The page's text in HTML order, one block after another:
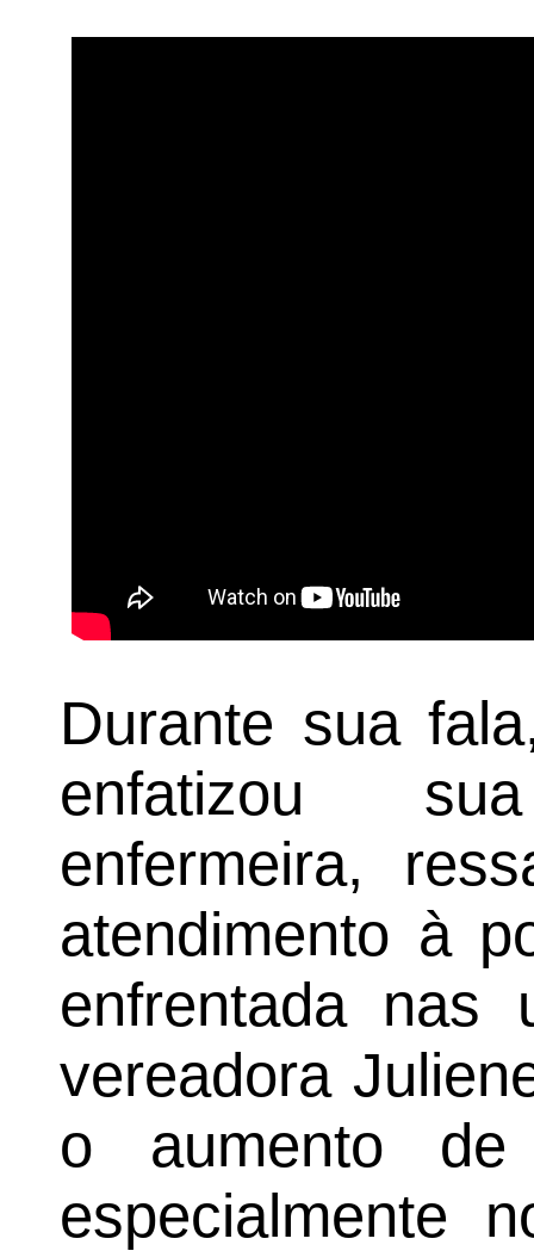
Durante sua
enfatizou
enfermeira,
atendimento à
enfrentada nas
vereadora
o aumento
especialmente